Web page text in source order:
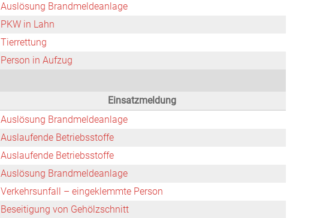
Auslösung Brandmeldeanlage
PKW in Lahn
Tierrettung
Person in Aufzug
Einsatzmeldung
Auslösung Brandmeldeanlage
Auslaufende Betriebsstoffe
Auslaufende Betriebsstoffe
Auslösung Brandmeldeanlage
Verkehrsunfall – eingeklemmte Person
Beseitigung von Gehölzschnitt